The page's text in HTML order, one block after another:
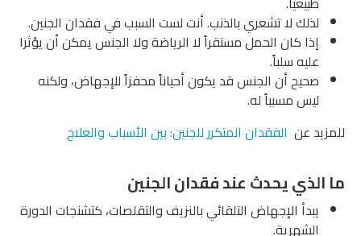
لا تشعري بالذنب. أنت لست السبب في فقدان الجنين.
كان الحمل مستقراً لا الرياضة ولا الجنس يمكن أن يؤثرا
أن الجنس قد يكون أحياناً محفزاً للإجهاض، ولكنه
مسبباً له.
الفقدان المتكرر للجنين: بين الأسباب والعلاج
يحدث عند فقدان الجنين
الإجهاض التلقائي بالنزيف والتقلصات، كتشنجات الدورة